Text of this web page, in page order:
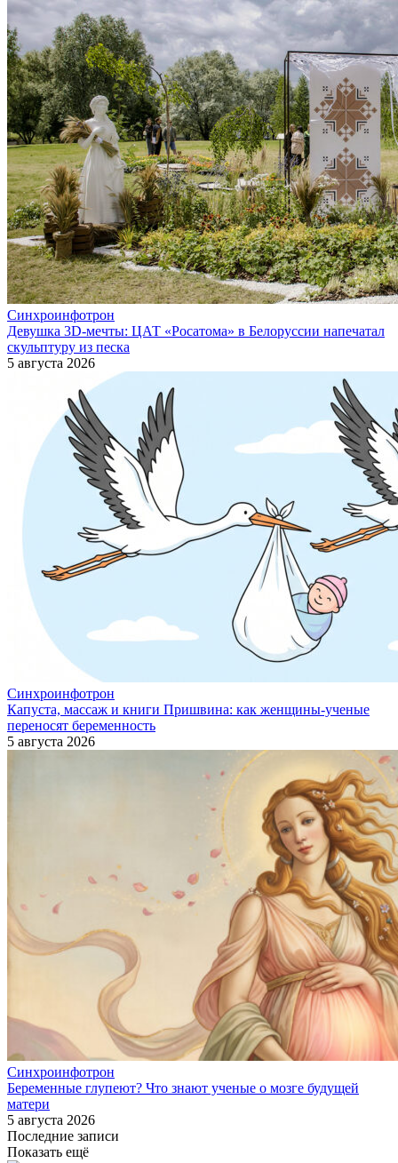
Синхроинфотрон
Девушка 3D-мечты: ЦАТ «Росатома» в Белоруссии напечатал
скульптуру из песка
5 августа 2026
Синхроинфотрон
Капуста, массаж и книги Пришвина: как женщины-ученые
переносят беременность
5 августа 2026
Синхроинфотрон
Беременные глупеют? Что знают ученые о мозге будущей
матери
5 августа 2026
Последние записи
Показать ещё